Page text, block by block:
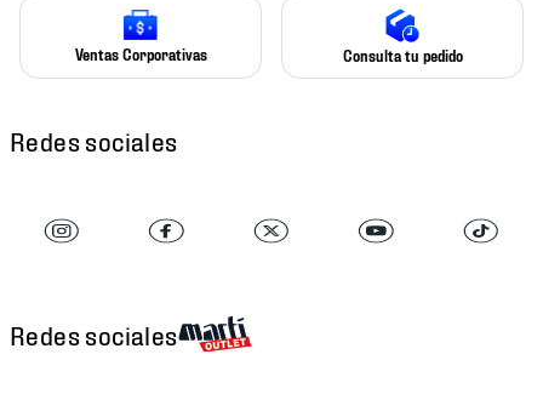
Ventas Corporativas Consulta tu pedido
Redes sociales
Redes sociales